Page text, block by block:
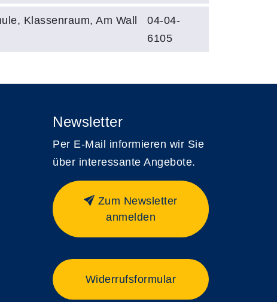
Klassenraum, Am Wall
04-04-
6105
Newsletter
Per E-Mail informieren wir Sie
über interessante Angebote.
Zum Newsletter
anmelden
Widerrufsformular